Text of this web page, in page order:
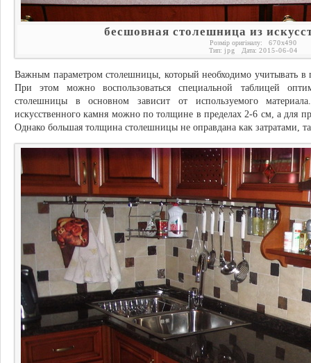
бесшовная столешница из
Розмір оригіналу: 670x490
Тип: jpg Дата: 2015-06-04
Важным параметром столешницы, который необходимо учитывать в
При этом можно воспользоваться специальной таблицей
столешницы в основном зависит от используемого
искусственного камня можно по толщине в пределах 2-6 см, а для
Однако большая толщина столешницы не оправдана как затратами,